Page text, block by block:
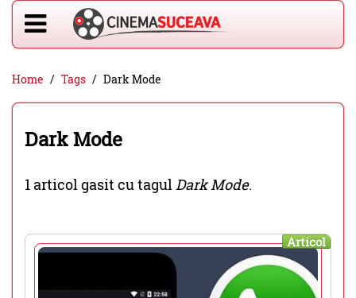
Home Tags Dark Mode
Dark Mode
1 articol gasit cu tagulDark Mode.
Articol